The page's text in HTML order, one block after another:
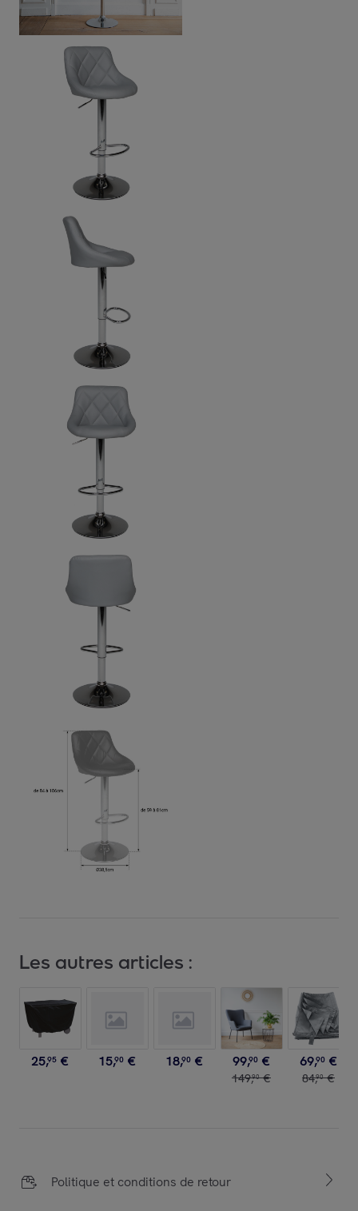
Les autres articles :
25,95 € 15,90 € 18,90 € 99,90 €
149,90 €
69,90 €
84,90 €
Politique et conditions de retour